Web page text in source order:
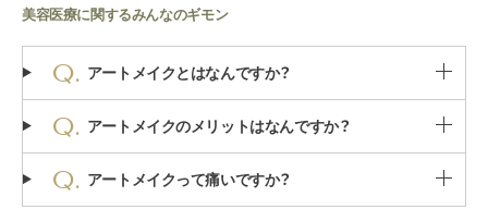
美容医療に関するみんなのギモン
アートメイクとはなんですか？
アートメイクのメリットはなんですか？
アートメイクって痛いですか？